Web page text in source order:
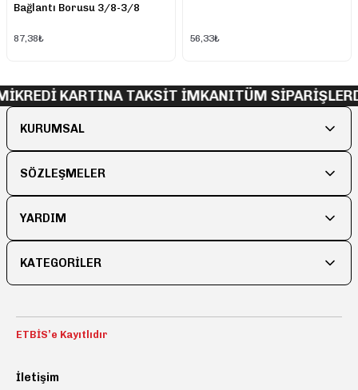
Bağlantı Borusu 3/8-3/8
87,38₺ 56,33₺
KREDİ KARTINA TAKSİT İMKANITÜM
KURUMSAL
SÖZLEŞMELER
YARDIM
KATEGORİLER
ETBİS’e Kayıtlıdır
İletişim